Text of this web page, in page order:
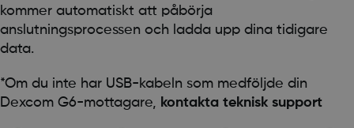
kommer automatiskt att påbörja
anslutningsprocessen och ladda upp dina tidigare
data.
*Om du inte har USB-kabeln som medföljde din
Dexcom G6-mottagare, kontakta teknisk support